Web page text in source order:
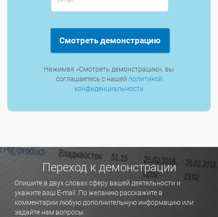
Смотреть демонстрацию
Нажимая «Смотреть демонстрацию», вы
соглашаетесь с нашей политикой
конфиденциальности
Переход к демонстрации
Опишите в двух словах сферу вашей деятельности и
укажите ваш E-mail. По желанию расскажите в
комментарии любую дополнительную информацию или
задайте нам вопросы.